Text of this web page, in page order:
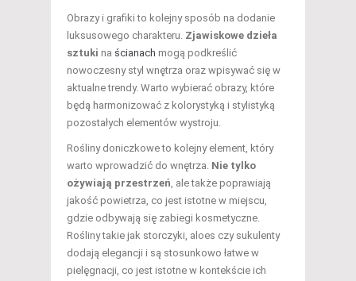
Obrazy i grafiki to kolejny sposób na dodanie
luksusowego charakteru. Zjawiskowe dzieła
sztuki na ścianach mogą podkreślić
nowoczesny styl wnętrza oraz wpisywać się w
aktualne trendy. Warto wybierać obrazy, które
będą harmonizować z kolorystyką i stylistyką
pozostałych elementów wystroju.
Rośliny doniczkowe to kolejny element, który
warto wprowadzić do wnętrza. Nie tylko
ożywiają przestrzeń, ale także poprawiają
jakość powietrza, co jest istotne w miejscu,
gdzie odbywają się zabiegi kosmetyczne.
Rośliny takie jak storczyki, aloes czy sukulenty
dodają elegancji i są stosunkowo łatwe w
pielęgnacji, co jest istotne w kontekście ich